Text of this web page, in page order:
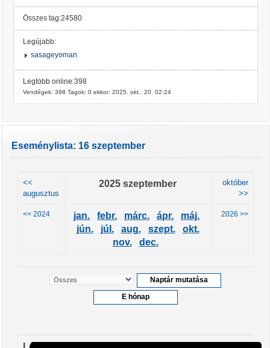
Összes tag:24580
Legújabb:
sasageyoman
Legtöbb online:398
Vendégek: 398 Tagok: 0 ekkor: 2025. okt.. 20. 02:24
Eseménylista: 16 szeptember
<<
augusztus
2025 szeptember
október
>>
<< 2024 jan. febr. márc. ápr.
máj.
jún.
júl. aug. szept.
okt.
nov.
dec.
2026 >>